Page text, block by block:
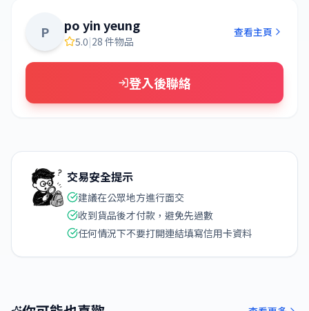
P po yin yeung
5.0|28 件物品
查看主頁
登入後聯絡
交易安全提示
建議在公眾地方進行面交
收到貨品後才付款，避免先過數
任何情況下不要打開連結填寫信用卡資料